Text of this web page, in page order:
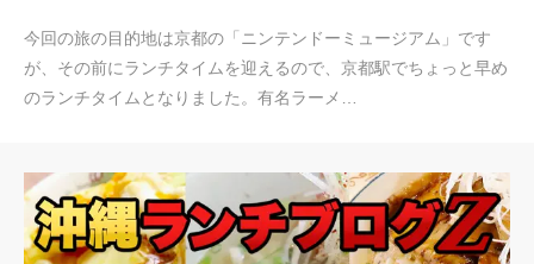
今回の旅の目的地は京都の「ニンテンドーミュージアム」です
が、その前にランチタイムを迎えるので、京都駅でちょっと早め
のランチタイムとなりました。有名ラーメ…